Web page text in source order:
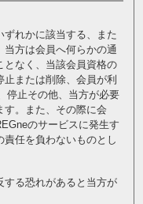
ずれかに該当する、また
当方は会員へ何らかの通
となく、当該会員資格の
または削除、会員が利
停止その他、当方が必要
す。また、その際に会
のサービスに発生す
任を負わないものとし
する恐れがあると当方が